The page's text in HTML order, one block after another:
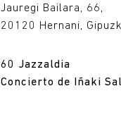
Jauregi Bailara, 66,
20120 Hernani,
60 Jazzaldia
Concierto de Iñaki